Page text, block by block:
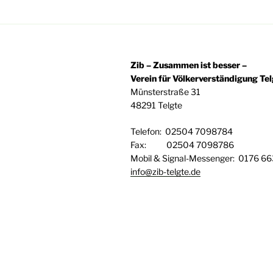
Zib – Zusammen ist besser –
Verein für Völkerverständigung
Münsterstraße 31
48291 Telgte
Telefon: 02504 7098784
Fax: 02504 7098786
Mobil & Signal-Messenger: 0176
info@zib-telgte.de